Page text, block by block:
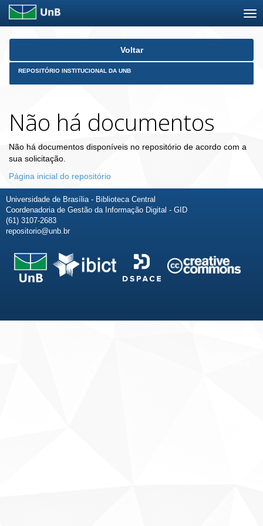
Skip
Voltar
REPOSITÓRIO INSTITUCIONAL DA UNB
Não há documentos
Não há documentos disponíveis no repositório de acordo com a
sua solicitação.
Página inicial do repositório
Universidade de Brasília - Biblioteca Central
Coordenadoria de Gestão da Informação Digital - GID
(61) 3107-2683
repositorio@unb.br